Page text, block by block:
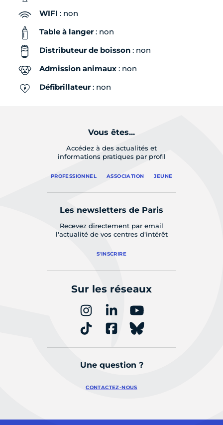
WIFI : non
Table à langer: non
Distributeur de boisson : non
Admission animaux : non
Défibrillateur: non
Vous êtes...
Accédez à des actualités et
informations pratiques par profil
PROFESSIONNEL ASSOCIATION JEUNE
Les newsletters de Paris
Recevez directement par email
l'actualité de vos centres d'intérêt
S'INSCRIRE
Sur les réseaux
Une question ?
CONTACTEZ-NOUS